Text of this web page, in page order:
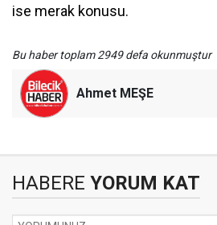
ise merak konusu.
Bu haber toplam 2949 defa okunmuştur
Ahmet MEŞE
HABERE YORUM KAT